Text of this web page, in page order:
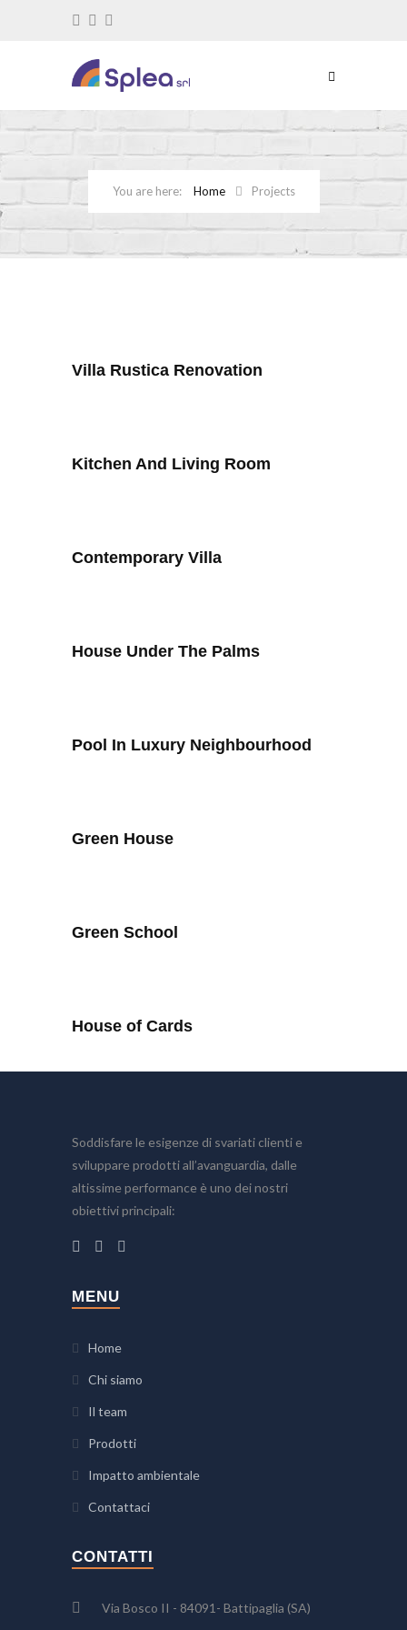
Home Projects
Villa Rustica Renovation
Kitchen And Living Room
Contemporary Villa
House Under The Palms
Pool In Luxury Neighbourhood
Green House
Green School
House of Cards
Soddisfare le esigenze di svariati clienti e
sviluppare prodotti all’avanguardia, dalle
altissime performance è uno dei nostri
obiettivi principali:
MENU
Home
Chi siamo
Il team
Prodotti
Impatto ambientale
Contattaci
CONTATTI
Via Bosco II - 84091- Battipaglia (SA)